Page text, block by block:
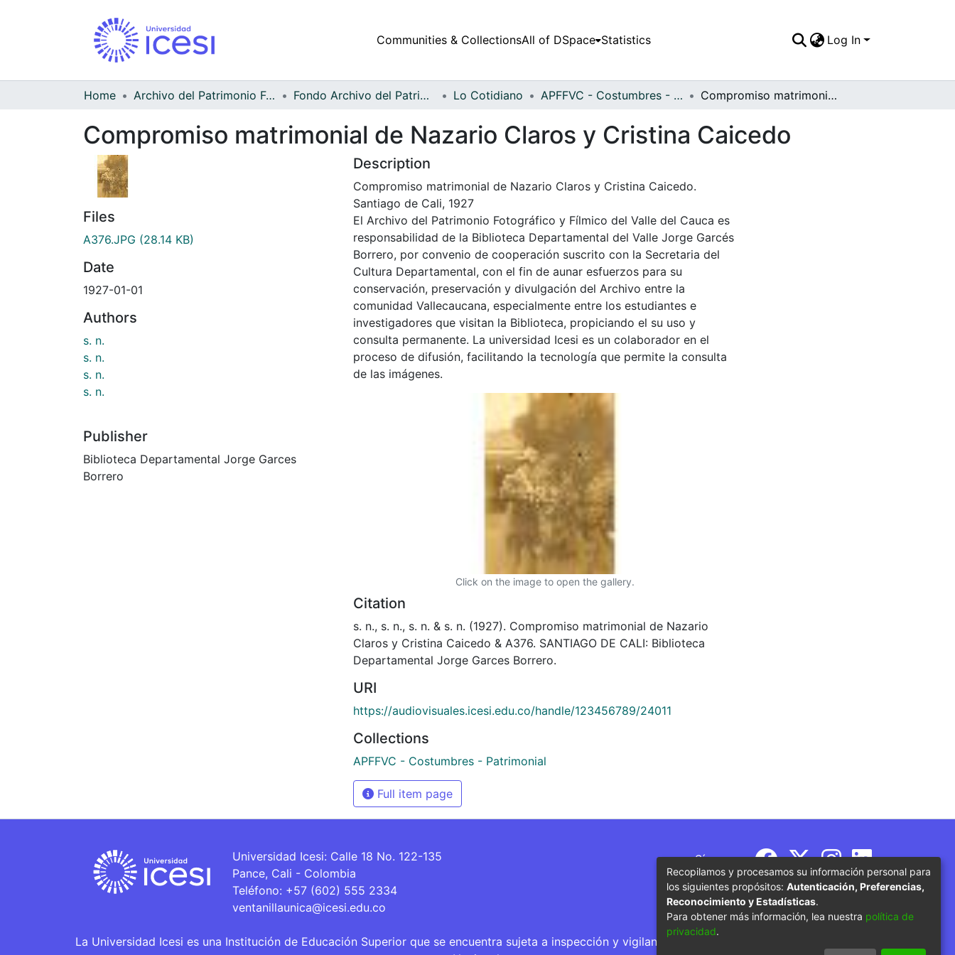
Communities & CollectionsAll of DSpace Statistics Log In
Home Archivo del Patrimonio Fotográfico y Fílmico del Valle del Cauca Fondo Archivo del Patrimonio Fotográfico y Fílmico del Valle del Cauca Lo Cotidiano APFFVC - Costumbres - Patrimonial Compromiso matrimonial de Nazario Claros y Cristina Caicedo
Compromiso matrimonial de Nazario Claros y Cristina Caicedo
Files
A376.JPG (28.14 KB)
Date
1927-01-01
Authors
s. n.
s. n.
s. n.
s. n.
Publisher
Biblioteca Departamental Jorge Garces
Borrero
Description
Compromiso matrimonial de Nazario Claros y Cristina Caicedo.
Santiago de Cali, 1927
El Archivo del Patrimonio Fotográfico y Fílmico del Valle del Cauca es
responsabilidad de la Biblioteca Departamental del Valle Jorge Garcés
Borrero, por convenio de cooperación suscrito con la Secretaria del
Cultura Departamental, con el fin de aunar esfuerzos para su
conservación, preservación y divulgación del Archivo entre la
comunidad Vallecaucana, especialmente entre los estudiantes e
investigadores que visitan la Biblioteca, propiciando el su uso y
consulta permanente. La universidad Icesi es un colaborador en el
proceso de difusión, facilitando la tecnología que permite la consulta
de las imágenes.
Click on the image to open the gallery.
Citation
s. n., s. n., s. n. & s. n. (1927). Compromiso matrimonial de Nazario
Claros y Cristina Caicedo & A376. SANTIAGO DE CALI: Biblioteca
Departamental Jorge Garces Borrero.
URI
https://audiovisuales.icesi.edu.co/handle/123456789/24011
Collections
APFFVC - Costumbres - Patrimonial
Full item page
Universidad Icesi: Calle 18 No. 122-135
Pance, Cali - Colombia
Teléfono: +57 (602) 555 2334
ventanillaunica@icesi.edu.co
Síguenos
La Universidad Icesi es una Institución de Educación Superior que se encuentra sujeta a inspección y vigilancia por parte del Ministerio de Educación
Recopilamos y procesamos su información personal para
los siguientes propósitos: Autenticación, Preferencias,
Reconocimiento y Estadísticas.
Para obtener más información, lea nuestra política de
privacidad.